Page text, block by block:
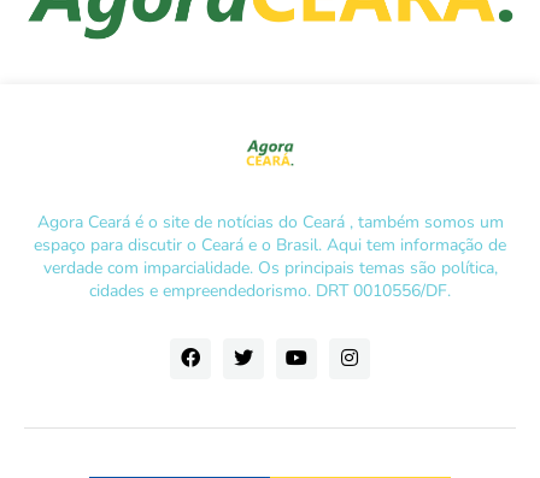
Agora Ceará é o site de notícias do Ceará , também somos um
espaço para discutir o Ceará e o Brasil. Aqui tem informação de
verdade com imparcialidade. Os principais temas são política,
cidades e empreendedorismo. DRT 0010556/DF.